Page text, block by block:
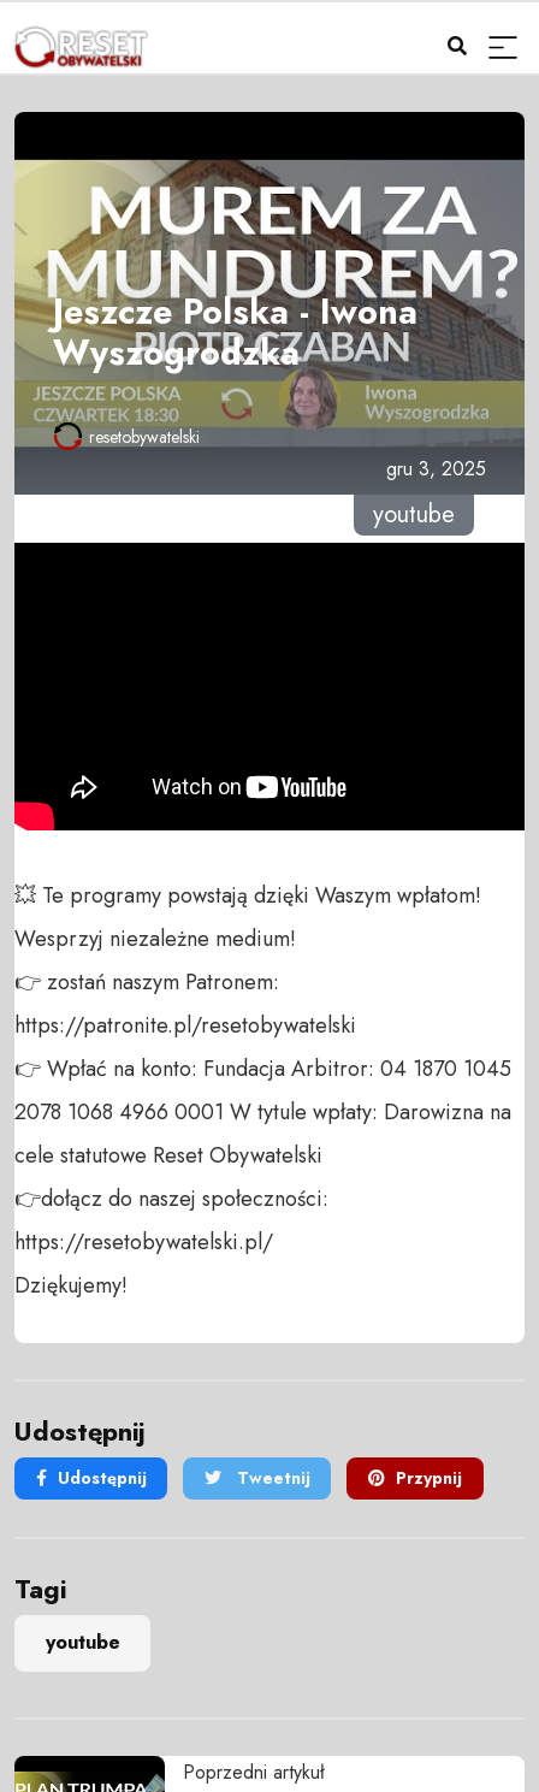
Jeszcze Polska - Iwona
Wyszogrodzka
resetobywatelski
gru 3, 2025
youtube
💥 Te programy powstają dzięki Waszym wpłatom!
Wesprzyj niezależne medium!
👉 zostań naszym Patronem:
https://patronite.pl/resetobywatelski
👉 Wpłać na konto: Fundacja Arbitror: 04 1870 1045
2078 1068 4966 0001 W tytule wpłaty: Darowizna na
cele statutowe Reset Obywatelski
👉dołącz do naszej społeczności:
https://resetobywatelski.pl/
Dziękujemy!
Udostępnij
Udostępnij Tweetnij Przypnij
Tagi
youtube
Poprzedni artykuł